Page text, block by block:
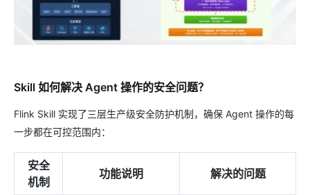
Skill 如何解决 Agent 操作的安全问题？
Flink Skill 实现了三层生产级安全防护机制，确保 Agent 操作的每
一步都在可控范围内：
安全
机制
功能说明 解决的问题